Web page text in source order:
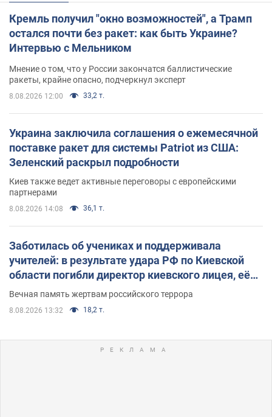
Кремль получил "окно возможностей", а Трамп
остался почти без ракет: как быть Украине?
Интервью с Мельником
Мнение о том, что у России закончатся баллистические
ракеты, крайне опасно, подчеркнул эксперт
8.08.2026 12:00 33,2 т.
Украина заключила соглашения о ежемесячной
поставке ракет для системы Patriot из США:
Зеленский раскрыл подробности
Киев также ведет активные переговоры с европейскими
партнерами
8.08.2026 14:08 36,1 т.
Заботилась об учениках и поддерживала
учителей: в результате удара РФ по Киевской
области погибли директор киевского лицея, её
муж и внук
Вечная память жертвам российского террора
8.08.2026 13:32 18,2 т.